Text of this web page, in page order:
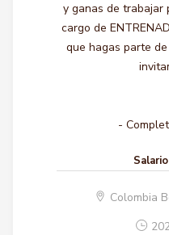
y ganas de trabajar
cargo de
que hagas parte
-
Colombia